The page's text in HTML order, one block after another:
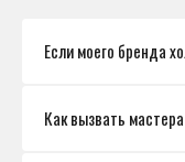
Если моего бренда
Как вызвать